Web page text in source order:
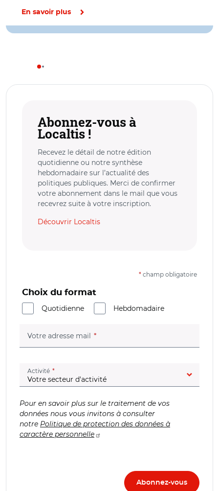
En savoir plus
Abonnez-vous à
Localtis !
Recevez le détail de notre édition
quotidienne ou notre synthèse
hebdomadaire sur l’actualité des
politiques publiques. Merci de confirmer
votre abonnement dans le mail que vous
recevrez suite à votre inscription.
Découvrir Localtis
* champ obligatoire
Choix du format
Quotidienne
Hebdomadaire
Votre adresse mail (champ obligatoire)
Activité (champ obligatoire)
Pour en savoir plus sur le traitement de vos
données nous vous invitons à consulter
notre Politique de protection des données à
caractère personnelle